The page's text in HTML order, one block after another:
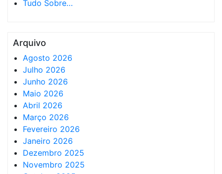
Tudo Sobre…
Arquivo
Agosto 2026
Julho 2026
Junho 2026
Maio 2026
Abril 2026
Março 2026
Fevereiro 2026
Janeiro 2026
Dezembro 2025
Novembro 2025